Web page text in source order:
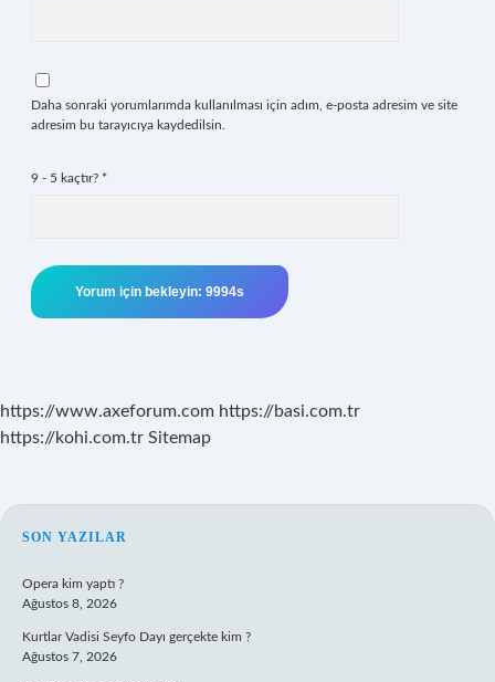
Daha sonraki yorumlarımda kullanılması için adım, e-posta adresim ve site
adresim bu tarayıcıya kaydedilsin.
9 - 5 kaçtır? *
https://www.axeforum.com https://basi.com.tr
https://kohi.com.tr Sitemap
SIDEBAR
SON YAZILAR
Opera kim yaptı ?
Ağustos 8, 2026
Kurtlar Vadisi Seyfo Dayı gerçekte kim ?
Ağustos 7, 2026